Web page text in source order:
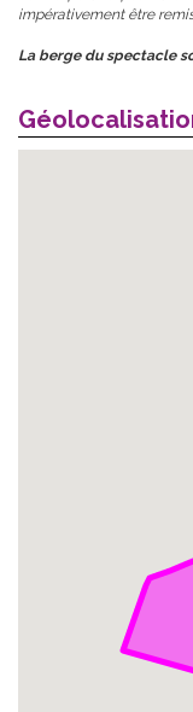
impérativement être remis
La berge du spectacle